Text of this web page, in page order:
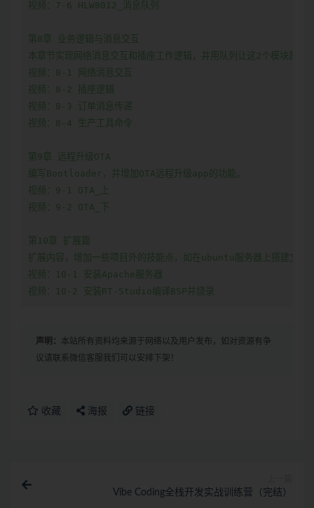
视频：7-6 HLW8012_消息队列
第8章 业务逻辑与消息交互
本章节实现网络消息交互和插座工作逻辑，并用队列让这2个模块跨任
视频：8-1 网络消息交互
视频：8-2 插座逻辑
视频：8-3 订单消息传递
视频：8-4 生产工具命令
第9章 远程升级OTA
编写Bootloader，并增加OTA远程升级app的功能。
视频：9-1 OTA_上
视频：9-2 OTA_下
第10章 扩展篇
扩展内容，增加一些项目外的技能点，如在ubuntu服务器上搭建文
视频：10-1 安装Apache服务器
视频：10-2 安装RT-Studio编译BSP并烧录
声明： 本站所有资料均来源于网络以及用户发布，如对资源有争
议请联系微信客服我们可以安排下架！
收藏 海报 链接
Vibe Coding全栈开发实战训练营（完结）